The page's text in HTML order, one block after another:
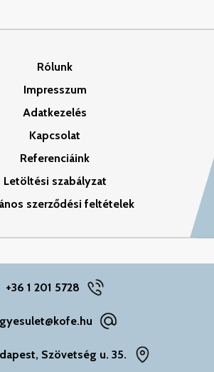
Rólunk
Impresszum
Adatkezelés
Kapcsolat
Referenciáink
Letöltési szabályzat
szerződési feltételek
+36 1 201 5728
Szövetség u. 35.